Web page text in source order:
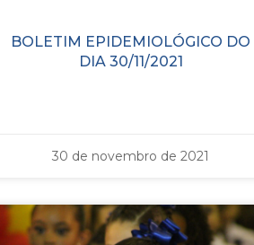
BOLETIM EPIDEMIOLÓGICO DO
DIA 30/11/2021
30 de novembro de 2021